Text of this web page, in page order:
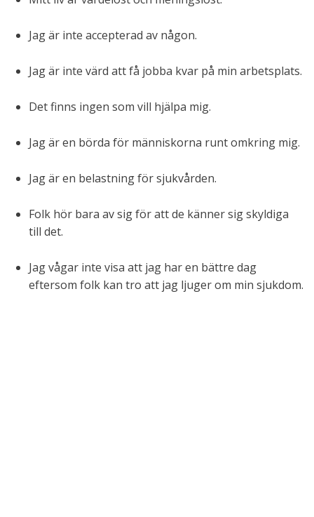
Jag är inte accepterad av någon.
Jag är inte värd att få jobba kvar på min arbetsplats.
Det finns ingen som vill hjälpa mig.
Jag är en börda för människorna runt omkring mig.
Jag är en belastning för sjukvården.
Folk hör bara av sig för att de känner sig skyldiga
till det.
Jag vågar inte visa att jag har en bättre dag
eftersom folk kan tro att jag ljuger om min sjukdom.